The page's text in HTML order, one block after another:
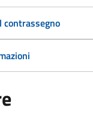
contrassegno